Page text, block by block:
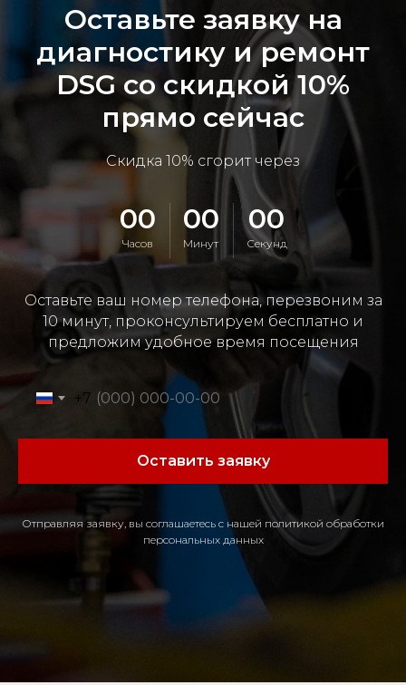
Оставьте заявку на
диагностику и ремонт
DSG со скидкой 10%
прямо сейчас
Скидка 10% сгорит через
00
Часов
00
Минут
00
Секунд
Оставьте ваш номер телефона, перезвоним за
10 минут, проконсультируем бесплатно и
предложим удобное время посещения
+7
Оставить заявку
Отправляя заявку, вы соглашаетесь с нашей политикой обработки
персональных данных